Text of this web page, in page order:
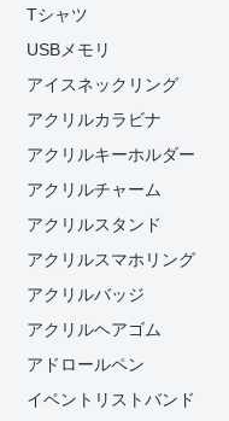
Tシャツ
USBメモリ
アイスネックリング
アクリルカラビナ
アクリルキーホルダー
アクリルチャーム
アクリルスタンド
アクリルスマホリング
アクリルバッジ
アクリルヘアゴム
アドロールペン
イベントリストバンド